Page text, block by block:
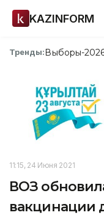
KAZINFORM
Тренды:Выборы-
11:15, 24 Июня 2021
ВОЗ
вакцинации